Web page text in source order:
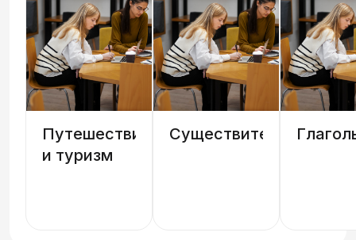
Путешествия
и туризм
Существительные